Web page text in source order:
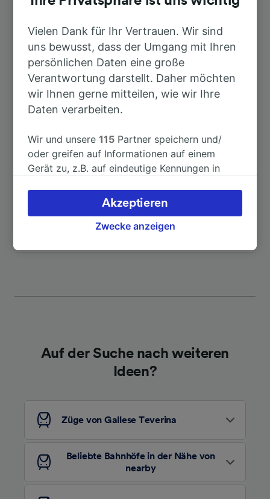
Nach Rom 59min
Nach Flughafen Fiumicino
Nach Roma Tiburtina 59min
Nach Fara Sabina-Montelibretti 37min
Weitere Verbindungen sehen
Auf der Suche nach weiteren
Ideen?
Züge von Gallese Teverina
Beliebte Bahnhöfe in der Nähe von
nearby
Vielen Dank für Ihr Vertrauen. Wir sind
uns bewusst, dass der Umgang mit Ihren
persönlichen Daten eine große
Verantwortung darstellt. Daher möchten
wir Ihnen gerne mitteilen, wie wir Ihre
Daten verarbeiten.
Wir und unsere115 Partner speichern und/
oder greifen auf Informationen auf einem
Gerät zu, z.B. auf eindeutige Kennungen in
verarbeiten. Sie können Ihre Präferenzen
akzeptieren oder verwalten, einschließlich
Ihres Widerspruchsrechts bei berechtigtem
haben keinen Einfluss auf Surfdaten. Ihre
Wir und unsere Partner verarbeiten Daten, um
aktiv abfragen. Speichern von oder Zugriff auf
Informationen auf einem Endgerät.
Personalisierte Werbung und Inhalte, Messung
von Werbeleistung und der Performance von
Inhalten, Zielgruppenforschung sowie
Zwecke anzeigen
Akzeptieren